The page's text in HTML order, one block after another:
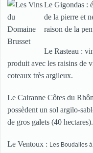
Le Gigondas :
de la pierre et
raison de la
Le Rasteau :
produit avec les raisins de
coteaux très argileux.
Le Cairanne Côtes du
possèdent un sol argilo-
de gros galets (40 hectares).
Le Ventoux : Les Boudalles